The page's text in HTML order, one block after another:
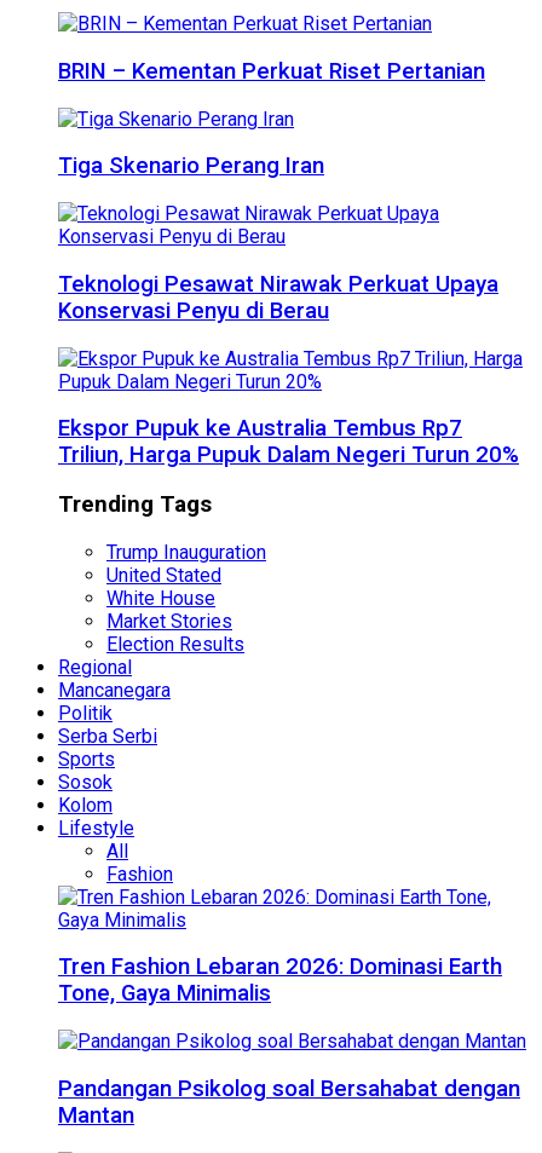
BRIN – Kementan Perkuat Riset Pertanian
Tiga Skenario Perang Iran
Teknologi Pesawat Nirawak Perkuat Upaya
Konservasi Penyu di Berau
Ekspor Pupuk ke Australia Tembus Rp7
Triliun, Harga Pupuk Dalam Negeri Turun 20%
Trending Tags
Trump Inauguration
United Stated
White House
Market Stories
Election Results
Regional
Mancanegara
Politik
Serba Serbi
Sports
Sosok
Kolom
Lifestyle
All
Fashion
Tren Fashion Lebaran 2026: Dominasi Earth
Tone, Gaya Minimalis
Pandangan Psikolog soal Bersahabat dengan
Mantan